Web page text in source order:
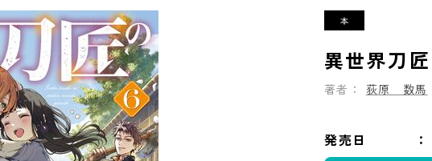
異世界刀
著者： 荻原 数馬
発売日